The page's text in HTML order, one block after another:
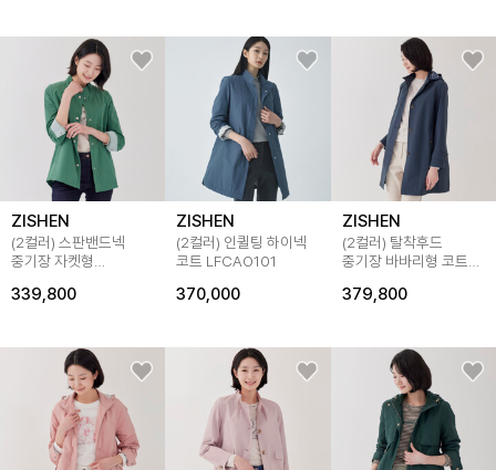
ZISHEN
(2컬러) 스판밴드넥
중기장 자켓형
LCCAP222
339,800
ZISHEN
(2컬러) 인퀼팅 하이넥
코트 LFCAO101
370,000
ZISHEN
(2컬러) 탈착후드
중기장 바바리형 코트
379,800